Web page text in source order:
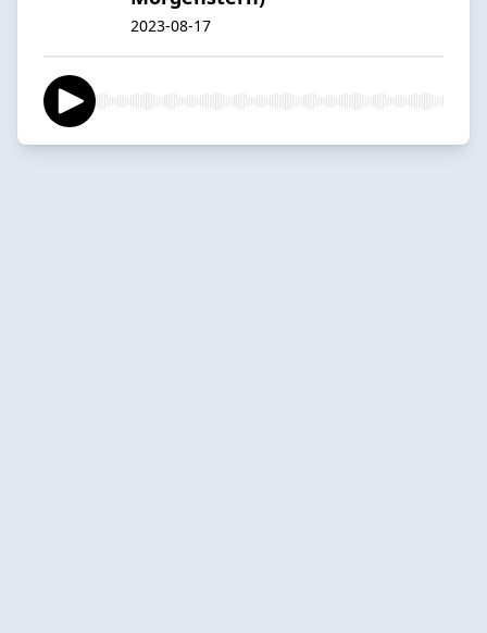
2023-08-17